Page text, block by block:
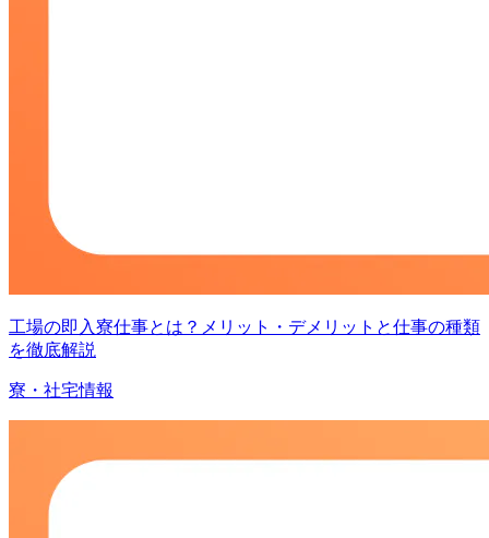
工場の即入寮仕事とは？メリット・デメリットと仕事の種類
を徹底解説
寮・社宅情報